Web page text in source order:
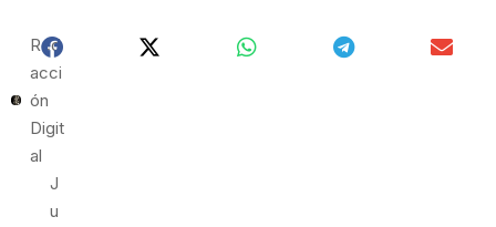
Red
Acci
Ón
Digit
Al
J
U